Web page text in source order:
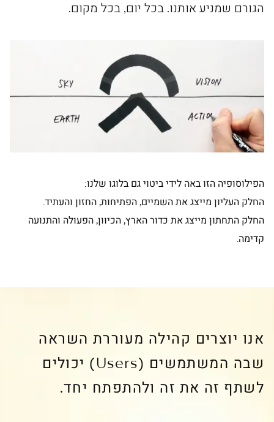
הגורם שמניע אותנו. בכל יום, בכל מקום.
הפילוסופיה הזו באה לידי ביטוי גם בלוגו שלנו:
החלק העליון מייצג את השמיים, הפתיחות, החזון והעתיד.
החלק התחתון מייצג את כדור הארץ, הכיוון, הפעולה והתנועה
קדימה.
אנו יוצרים קהילה מעוררת השראה
שבה המשתמשים (Users) יכולים
לשתף זה את זה ולהתפתח יחד.